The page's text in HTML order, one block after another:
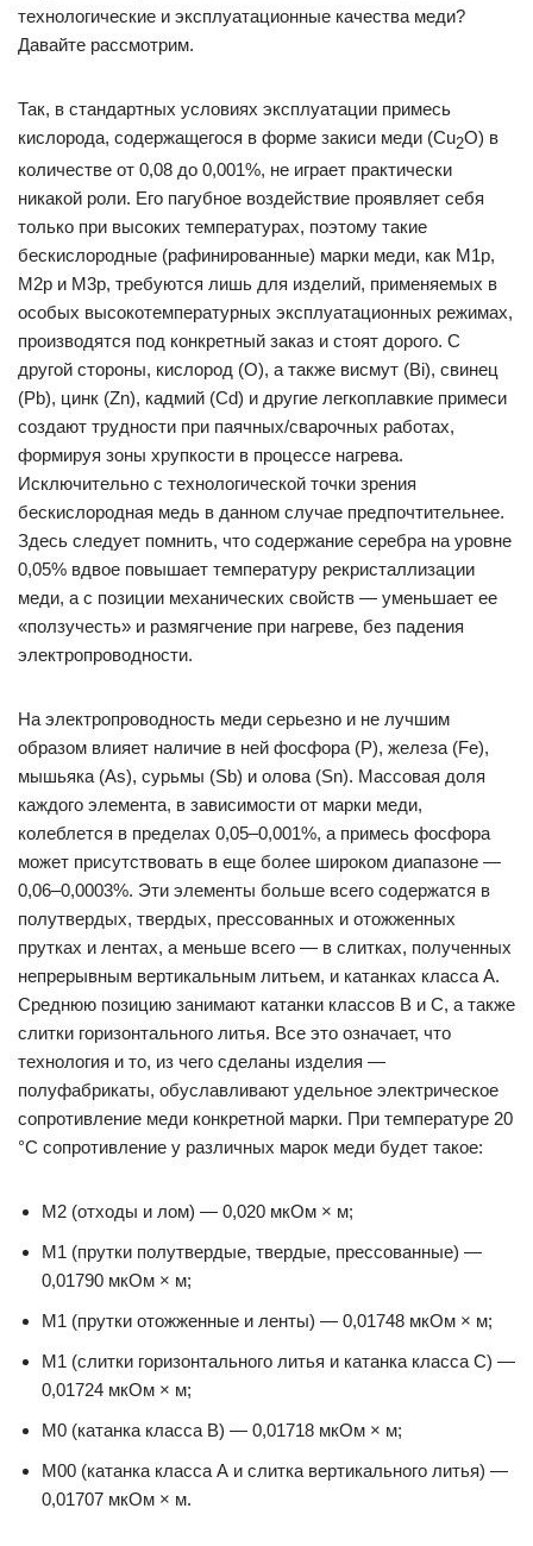
технологические и эксплуатационные качества меди?
Давайте рассмотрим.
Так, в стандартных условиях эксплуатации примесь
кислорода, содержащегося в форме закиси меди (Cu2O) в
количестве от 0,08 до 0,001%, не играет практически
никакой роли. Его пагубное воздействие проявляет себя
только при высоких температурах, поэтому такие
бескислородные (рафинированные) марки меди, как М1р,
М2р и М3р, требуются лишь для изделий, применяемых в
особых высокотемпературных эксплуатационных режимах,
производятся под конкретный заказ и стоят дорого. С
другой стороны, кислород (O), а также висмут (Bi), свинец
(Pb), цинк (Zn), кадмий (Cd) и другие легкоплавкие примеси
создают трудности при паячных/сварочных работах,
формируя зоны хрупкости в процессе нагрева.
Исключительно с технологической точки зрения
бескислородная медь в данном случае предпочтительнее.
Здесь следует помнить, что содержание серебра на уровне
0,05% вдвое повышает температуру рекристаллизации
меди, а с позиции механических свойств — уменьшает ее
«ползучесть» и размягчение при нагреве, без падения
электропроводности.
На электропроводность меди серьезно и не лучшим
образом влияет наличие в ней фосфора (Р), железа (Fe),
мышьяка (As), сурьмы (Sb) и олова (Sn). Массовая доля
каждого элемента, в зависимости от марки меди,
колеблется в пределах 0,05–0,001%, а примесь фосфора
может присутствовать в еще более широком диапазоне —
0,06–0,0003%. Эти элементы больше всего содержатся в
полутвердых, твердых, прессованных и отожженных
прутках и лентах, а меньше всего — в слитках, полученных
непрерывным вертикальным литьем, и катанках класса А.
Среднюю позицию занимают катанки классов B и C, а также
слитки горизонтального литья. Все это означает, что
технология и то, из чего сделаны изделия —
полуфабрикаты, обуславливают удельное электрическое
сопротивление меди конкретной марки. При температуре 20
°С сопротивление у различных марок меди будет такое:
М2 (отходы и лом) — 0,020 мкОм × м;
М1 (прутки полутвердые, твердые, прессованные) —
0,01790 мкОм × м;
М1 (прутки отожженные и ленты) — 0,01748 мкОм × м;
М1 (слитки горизонтального литья и катанка класса C) —
0,01724 мкОм × м;
М0 (катанка класса B) — 0,01718 мкОм × м;
М00 (катанка класса А и слитка вертикального литья) —
0,01707 мкОм × м.